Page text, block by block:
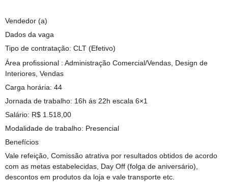
Vendedor (a)
Dados da vaga
Tipo de contratação: CLT (Efetivo)
Área profissional : Administração Comercial/Vendas, Design de
Interiores, Vendas
Carga horária: 44
Jornada de trabalho: 16h ás 22h escala 6×1
Salário: R$ 1.518,00
Modalidade de trabalho: Presencial
Benefícios
Vale refeição, Comissão atrativa por resultados obtidos de acordo
com as metas estabelecidas, Day Off (folga de aniversário),
descontos em produtos da loja e vale transporte etc.